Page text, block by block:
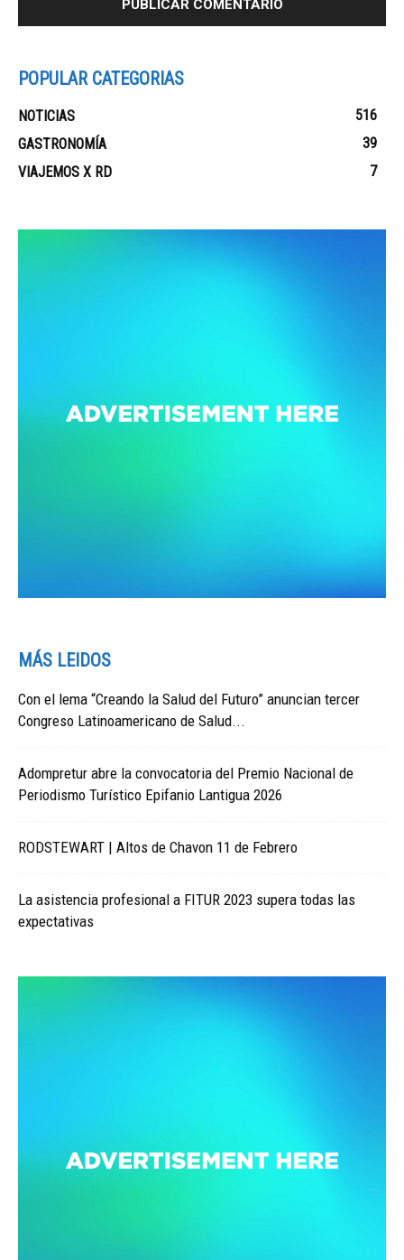
POPULAR CATEGORIAS
NOTICIAS
516
GASTRONOMÍA
39
VIAJEMOS X RD
7
MÁS LEIDOS
Con el lema “Creando la Salud del Futuro” anuncian tercer
Congreso Latinoamericano de Salud...
Adompretur abre la convocatoria del Premio Nacional de
Periodismo Turístico Epifanio Lantigua 2026
RODSTEWART | Altos de Chavon 11 de Febrero
La asistencia profesional a FITUR 2023 supera todas las
expectativas